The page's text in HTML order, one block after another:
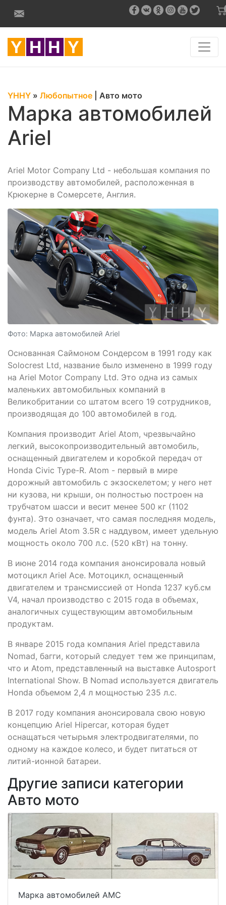
YHHY » Любопытное Авто мото
Марка автомобилей
Ariel
Ariel Motor Company Ltd - небольшая компания по
производству автомобилей, расположенная в
Крюкерне в Сомерсете, Англия.
Фото: Марка автомобилей Ariel
Основанная Саймоном Сондерсом в 1991 году как
Solocrest Ltd, название было изменено в 1999 году
на Ariel Motor Company Ltd. Это одна из самых
маленьких автомобильных компаний в
Великобритании со штатом всего 19 сотрудников,
производящая до 100 автомобилей в год.
Компания производит Ariel Atom, чрезвычайно
легкий, высокопроизводительный автомобиль,
оснащенный двигателем и коробкой передач от
Honda Civic Type-R. Atom - первый в мире
дорожный автомобиль с экзоскелетом; у него нет
ни кузова, ни крыши, он полностью построен на
трубчатом шасси и весит менее 500 кг (1102
фунта). Это означает, что самая последняя модель,
модель Ariel Atom 3.5R с наддувом, имеет удельную
мощность около 700 л.с. (520 кВт) на тонну.
В июне 2014 года компания анонсировала новый
мотоцикл Ariel Ace. Мотоцикл, оснащенный
двигателем и трансмиссией от Honda 1237 куб.см
V4, начал производство с 2015 года в объемах,
аналогичных существующим автомобильным
продуктам.
В январе 2015 года компания Ariel представила
Nomad, багги, который следует тем же принципам,
что и Atom, представленный на выставке Autosport
International Show. В Nomad используется двигатель
Honda объемом 2,4 л мощностью 235 л.с.
В 2017 году компания анонсировала свою новую
концепцию Ariel Hipercar, которая будет
оснащаться четырьмя электродвигателями, по
одному на каждое колесо, и будет питаться от
литий-ионной батареи.
Другие записи категории
Авто мото
Марка автомобилей AMC